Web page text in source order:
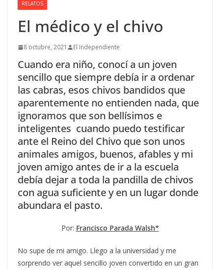
RELATOS
El médico y el chivo
8 octubre, 2021 El Independiente
Cuando era niño, conocí a un joven
sencillo que siempre debía ir a ordenar
las cabras, esos chivos bandidos que
aparentemente no entienden nada, que
ignoramos que son bellísimos e
inteligentes cuando puedo testificar
ante el Reino del Chivo que son unos
animales amigos, buenos, afables y mi
joven amigo antes de ir a la escuela
debía dejar a toda la pandilla de chivos
con agua suficiente y en un lugar donde
abundara el pasto.
Por: Francisco Parada Walsh*
No supe de mi amigo. Llego a la universidad y me
sorprendo ver aquel sencillo joven convertido en un gran